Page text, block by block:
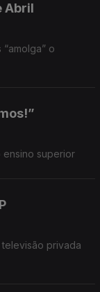
Abril
o
ensino superior
televisão privada